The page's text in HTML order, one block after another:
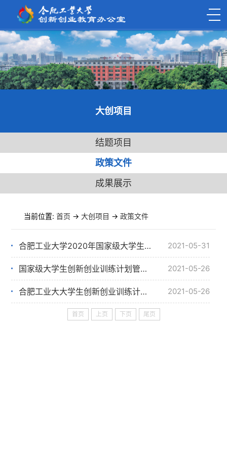
大创项目
结题项目
政策文件
成果展示
当前位置:首页 ->大创项目 ->政策文件
2021-05-31
合肥工业大学2020年国家级大学生创新创业训练计划项目年度进展报告
2021-05-26
国家级大学生创新创业训练计划管理办法
2021-05-26
合肥工业大大学生创新创业训练计划管理办法
首页 上页 下页 尾页